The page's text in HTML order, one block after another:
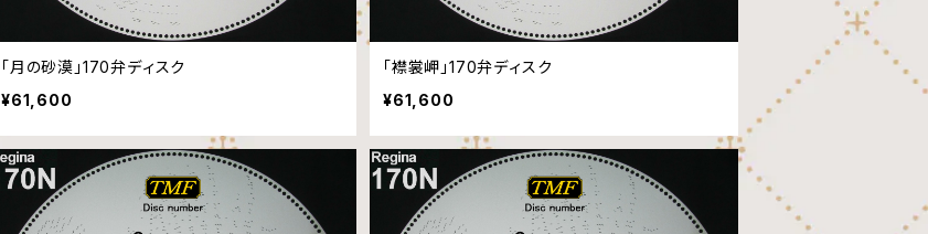
「月の砂漠」170弁ディスク
¥61,600
「襟裳岬」170弁ディスク
¥61,600